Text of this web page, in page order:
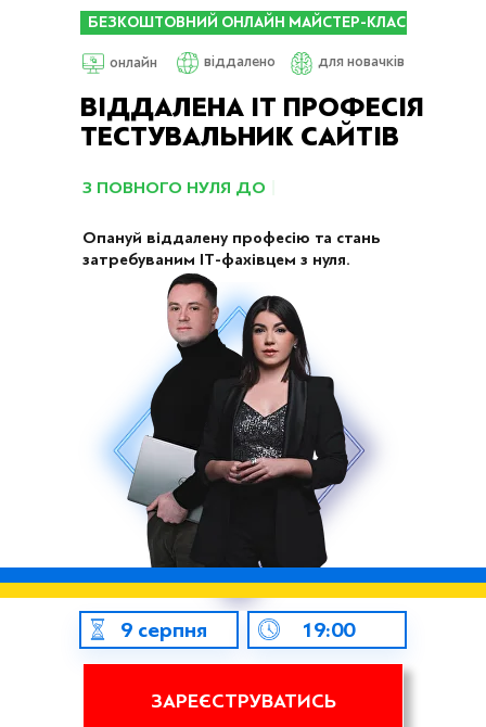
БЕЗКОШТОВНИЙ ОНЛАЙН МАЙСТЕР-КЛАС
онлайн віддалено для новачків
ВІДДАЛЕНА ІТ ПРОФЕСІЯ
ТЕСТУВАЛЬНИК САЙТІВ
З |
Опануй віддалену професію та стань
затребуваним ІТ-фахівцем з нуля.
ЗАРЕЄСТРУВАТИСЬ
19:00
9 серпня